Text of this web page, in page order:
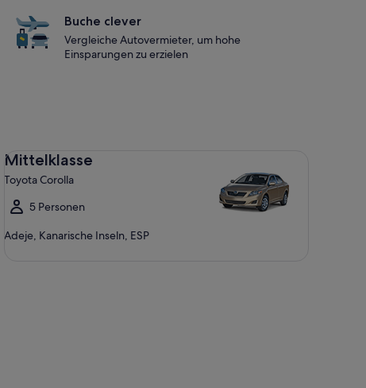
Buche clever
Vergleiche Autovermieter, um hohe
Einsparungen zu erzielen
Mittelklasse
Toyota Corolla
5 Personen
Adeje, Kanarische Inseln, ESP